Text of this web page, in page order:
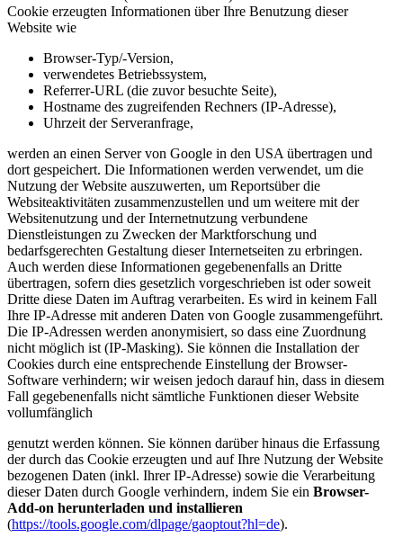
Cookie erzeugten Informationen über Ihre Benutzung dieser
Website wie
Browser-Typ/-Version,
verwendetes Betriebssystem,
Referrer-URL (die zuvor besuchte Seite),
Hostname des zugreifenden Rechners (IP-Adresse),
Uhrzeit der Serveranfrage,
werden an einen Server von Google in den USA übertragen und
dort gespeichert. Die Informationen werden verwendet, um die
Nutzung der Website auszuwerten, um Reportsüber die
Websiteaktivitäten zusammenzustellen und um weitere mit der
Websitenutzung und der Internetnutzung verbundene
Dienstleistungen zu Zwecken der Marktforschung und
bedarfsgerechten Gestaltung dieser Internetseiten zu erbringen.
Auch werden diese Informationen gegebenenfalls an Dritte
übertragen, sofern dies gesetzlich vorgeschrieben ist oder soweit
Dritte diese Daten im Auftrag verarbeiten. Es wird in keinem Fall
Ihre IP-Adresse mit anderen Daten von Google zusammengeführt.
Die IP-Adressen werden anonymisiert, so dass eine Zuordnung
nicht möglich ist (IP-Masking). Sie können die Installation der
Cookies durch eine entsprechende Einstellung der Browser-
Software verhindern; wir weisen jedoch darauf hin, dass in diesem
Fall gegebenenfalls nicht sämtliche Funktionen dieser Website
vollumfänglich
genutzt werden können. Sie können darüber hinaus die Erfassung
der durch das Cookie erzeugten und auf Ihre Nutzung der Website
bezogenen Daten (inkl. Ihrer IP-Adresse) sowie die Verarbeitung
dieser Daten durch Google verhindern, indem Sie ein Browser-
Add-on herunterladen und installieren
(https://tools.google.com/dlpage/gaoptout?hl=de).